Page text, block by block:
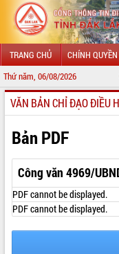
TRANG CHỦ CHÍNH QUYỀN
Thứ năm, 06/08/2026 CHÀO
GIỚI THIỆU
LÃNH ĐẠO UBND TỈNH
TIN TỨC SỰ KIỆN
SỞ, BAN, NGÀNH
UBND CÁC XÃ, PHƯỜNG
VĂN BẢN CHỈ ĐẠO ĐIỀU
Bản PDF
Công văn 4969/
PDF cannot be displayed.
PDF cannot be displayed.